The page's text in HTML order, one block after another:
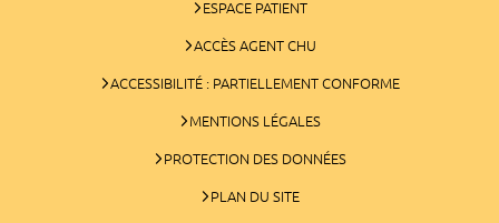
ESPACE PATIENT
ACCÈS AGENT CHU
ACCESSIBILITÉ : PARTIELLEMENT CONFORME
MENTIONS LÉGALES
PROTECTION DES DONNÉES
PLAN DU SITE